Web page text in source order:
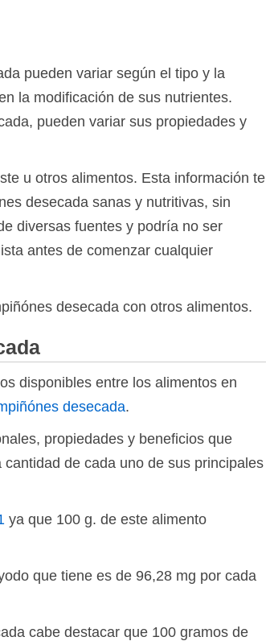
pueden variar según el tipo y la
la modificación de sus nutrientes.
pueden variar sus propiedades y
u otros alimentos. Esta información te
desecada sanas y nutritivas, sin
diversas fuentes y podría no ser
antes de comenzar cualquier
desecada con otros alimentos.
disponibles entre los alimentos en
desecada.
propiedades y beneficios que
de cada uno de sus principales
ya que 100 g. de este alimento
que tiene es de 96,28 mg por cada
cabe destacar que 100 gramos de